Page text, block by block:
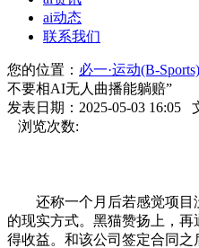
ai动态
联系我们
您的位置： 必一·运动(B-Sports)
不要相AI无人曲播能躺赔”
发表日期：2025-05-03 16:05
浏览次数:
还称一个月后若感觉项目
的现实方式。黑猫赞扬上，
得收益。和该公司签定合同之